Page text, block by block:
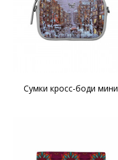
Сумки кросс-боди мини